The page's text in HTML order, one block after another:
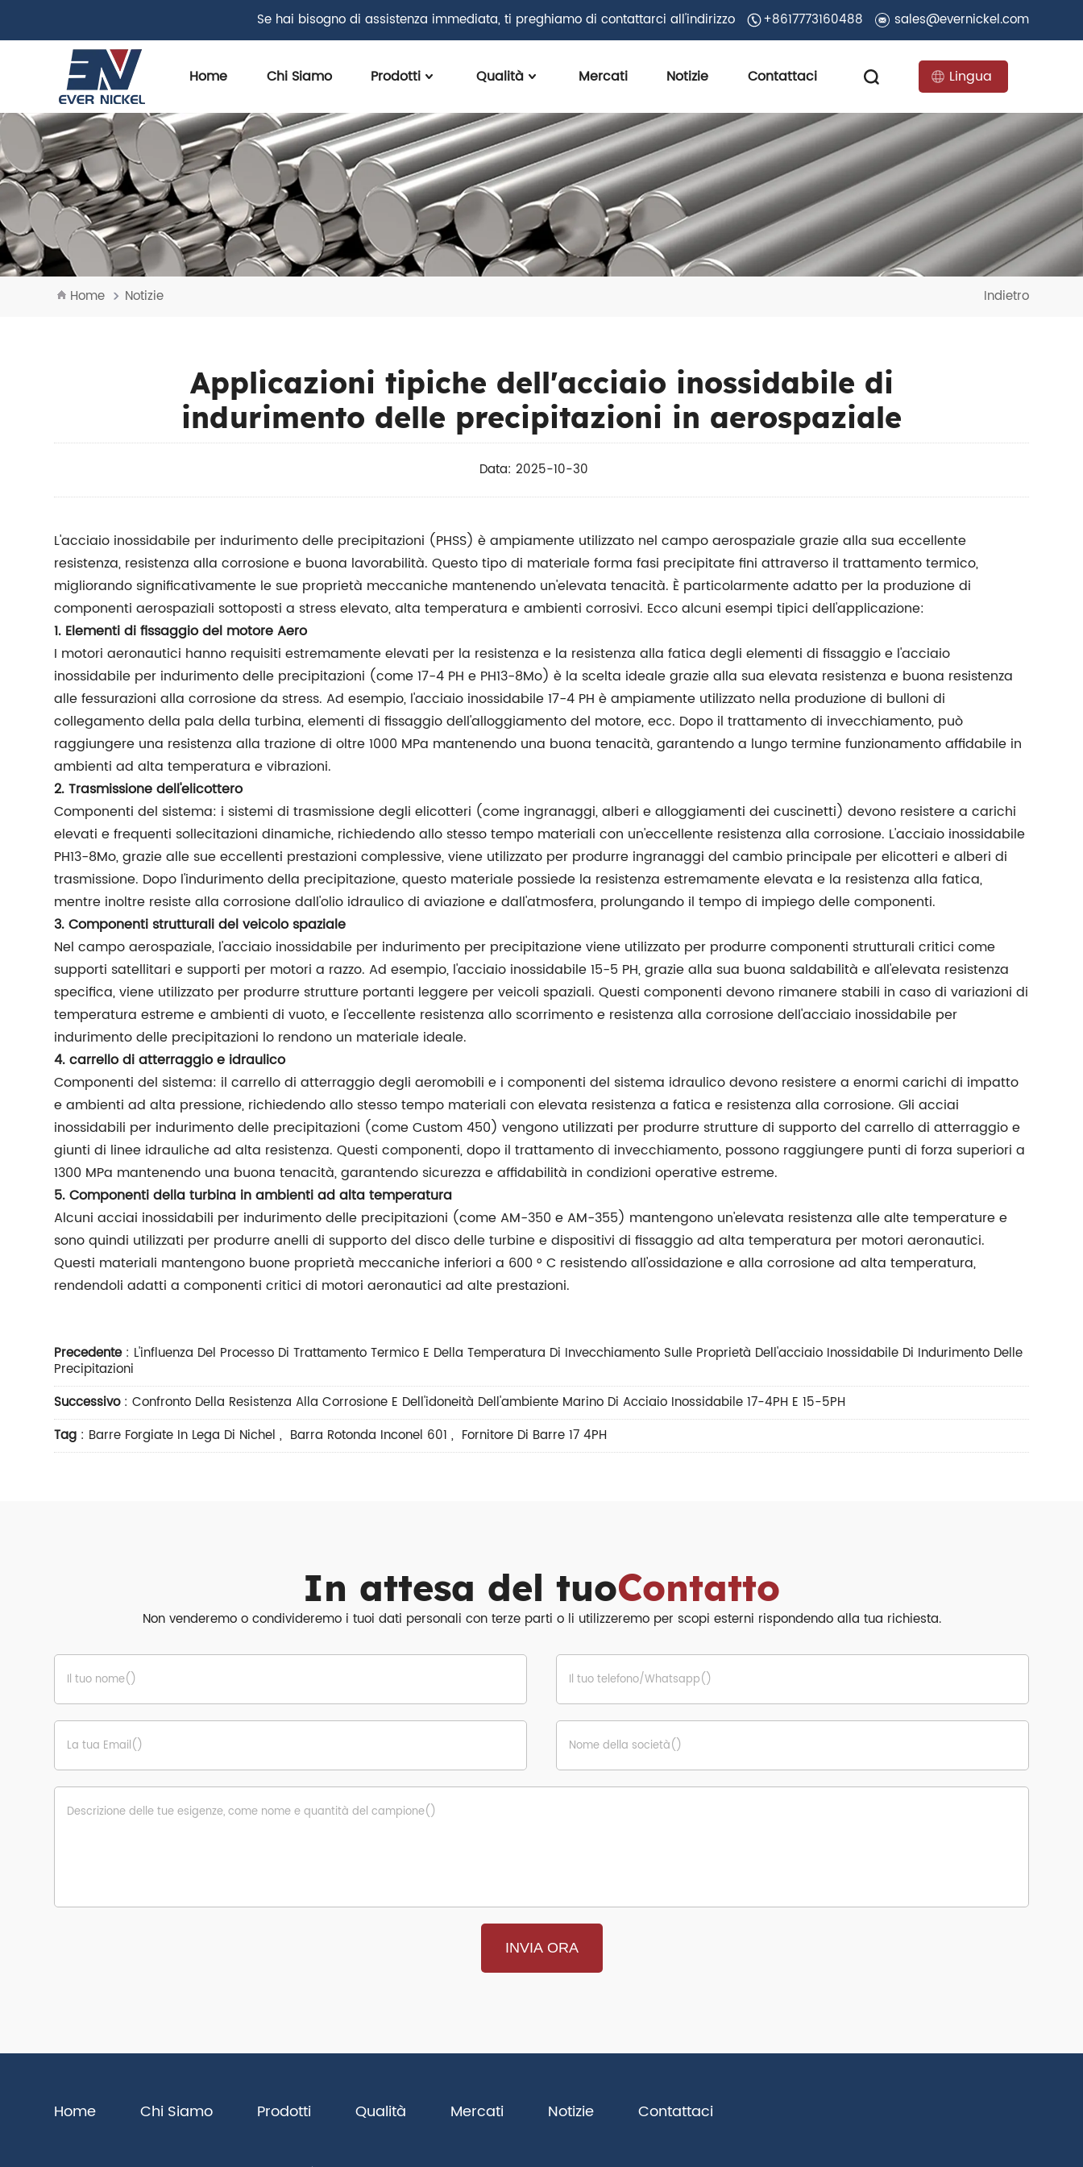
Se hai bisogno di assistenza immediata, ti preghiamo di contattarci all'indirizzo +8617773160488 sales@evernickel.com
Home Chi Siamo Prodotti Qualità Mercati Notizie Contattaci Lingua
Indietro
Home Notizie
Applicazioni tipiche dell'acciaio inossidabile di
indurimento delle precipitazioni in aerospaziale
Data: 2025-10-30
L'acciaio inossidabile per indurimento delle precipitazioni (PHSS) è ampiamente utilizzato nel campo aerospaziale grazie alla sua eccellente
resistenza, resistenza alla corrosione e buona lavorabilità. Questo tipo di materiale forma fasi precipitate fini attraverso il trattamento termico,
migliorando significativamente le sue proprietà meccaniche mantenendo un'elevata tenacità. È particolarmente adatto per la produzione di
componenti aerospaziali sottoposti a stress elevato, alta temperatura e ambienti corrosivi. Ecco alcuni esempi tipici dell'applicazione:
1. Elementi di fissaggio del motore Aero
I motori aeronautici hanno requisiti estremamente elevati per la resistenza e la resistenza alla fatica degli elementi di fissaggio e l'acciaio
inossidabile per indurimento delle precipitazioni (come 17-4 PH e PH13-8Mo) è la scelta ideale grazie alla sua elevata resistenza e buona resistenza
alle fessurazioni alla corrosione da stress. Ad esempio, l'acciaio inossidabile 17-4 PH è ampiamente utilizzato nella produzione di bulloni di
collegamento della pala della turbina, elementi di fissaggio dell'alloggiamento del motore, ecc. Dopo il trattamento di invecchiamento, può
raggiungere una resistenza alla trazione di oltre 1000 MPa mantenendo una buona tenacità, garantendo a lungo termine funzionamento affidabile in
ambienti ad alta temperatura e vibrazioni.
2. Trasmissione dell'elicottero
Componenti del sistema: i sistemi di trasmissione degli elicotteri (come ingranaggi, alberi e alloggiamenti dei cuscinetti) devono resistere a carichi
elevati e frequenti sollecitazioni dinamiche, richiedendo allo stesso tempo materiali con un'eccellente resistenza alla corrosione. L'acciaio inossidabile
PH13-8Mo, grazie alle sue eccellenti prestazioni complessive, viene utilizzato per produrre ingranaggi del cambio principale per elicotteri e alberi di
trasmissione. Dopo l'indurimento della precipitazione, questo materiale possiede la resistenza estremamente elevata e la resistenza alla fatica,
mentre inoltre resiste alla corrosione dall'olio idraulico di aviazione e dall'atmosfera, prolungando il tempo di impiego delle componenti.
3. Componenti strutturali del veicolo spaziale
Nel campo aerospaziale, l'acciaio inossidabile per indurimento per precipitazione viene utilizzato per produrre componenti strutturali critici come
supporti satellitari e supporti per motori a razzo. Ad esempio, l'acciaio inossidabile 15-5 PH, grazie alla sua buona saldabilità e all'elevata resistenza
specifica, viene utilizzato per produrre strutture portanti leggere per veicoli spaziali. Questi componenti devono rimanere stabili in caso di variazioni di
temperatura estreme e ambienti di vuoto, e l'eccellente resistenza allo scorrimento e resistenza alla corrosione dell'acciaio inossidabile per
indurimento delle precipitazioni lo rendono un materiale ideale.
4. carrello di atterraggio e idraulico
Componenti del sistema: il carrello di atterraggio degli aeromobili e i componenti del sistema idraulico devono resistere a enormi carichi di impatto
e ambienti ad alta pressione, richiedendo allo stesso tempo materiali con elevata resistenza a fatica e resistenza alla corrosione. Gli acciai
inossidabili per indurimento delle precipitazioni (come Custom 450) vengono utilizzati per produrre strutture di supporto del carrello di atterraggio e
giunti di linee idrauliche ad alta resistenza. Questi componenti, dopo il trattamento di invecchiamento, possono raggiungere punti di forza superiori a
1300 MPa mantenendo una buona tenacità, garantendo sicurezza e affidabilità in condizioni operative estreme.
5. Componenti della turbina in ambienti ad alta temperatura
Alcuni acciai inossidabili per indurimento delle precipitazioni (come AM-350 e AM-355) mantengono un'elevata resistenza alle alte temperature e
sono quindi utilizzati per produrre anelli di supporto del disco delle turbine e dispositivi di fissaggio ad alta temperatura per motori aeronautici.
Questi materiali mantengono buone proprietà meccaniche inferiori a 600 ° C resistendo all'ossidazione e alla corrosione ad alta temperatura,
rendendoli adatti a componenti critici di motori aeronautici ad alte prestazioni.
Precedente: L'influenza Del Processo Di Trattamento Termico E Della Temperatura Di Invecchiamento Sulle Proprietà Dell'acciaio Inossidabile Di Indurimento Delle
Precipitazioni
Successivo:Confronto Della Resistenza Alla Corrosione E Dell'idoneità Dell'ambiente Marino Di Acciaio Inossidabile 17-4PH E 15-5PH
Tag : Barre Forgiate In Lega Di Nichel , Barra Rotonda Inconel 601 , Fornitore Di Barre 17 4PH
In attesa del tuoContatto
Non venderemo o condivideremo i tuoi dati personali con terze parti o li utilizzeremo per scopi esterni rispondendo alla tua richiesta.
Home Chi Siamo Prodotti Qualità Mercati Notizie Contattaci